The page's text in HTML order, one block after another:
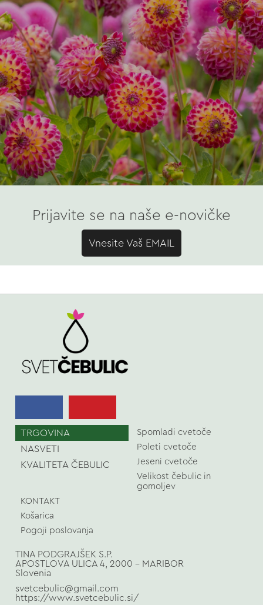
Prijavite se na naše e-novičke
Vnesite Vaš EMAIL
TRGOVINA
NASVETI
KVALITETA ČEBULIC
Spomladi cvetoče
Poleti cvetoče
Jeseni cvetoče
Velikost čebulic in
gomoljev
KONTAKT
Košarica
Pogoji poslovanja
TINA PODGRAJŠEK S.P.
APOSTLOVA ULICA 4, 2000 - MARIBOR
Slovenia
svetcebulic@gmail.com
https://www.svetcebulic.si/